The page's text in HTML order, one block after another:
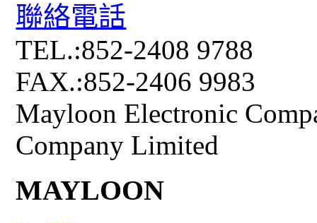
聯絡電話
TEL.:852-2408 9788
FAX.:852-2406 9983
Mayloon Electronic
Company Limited
MAYLOON